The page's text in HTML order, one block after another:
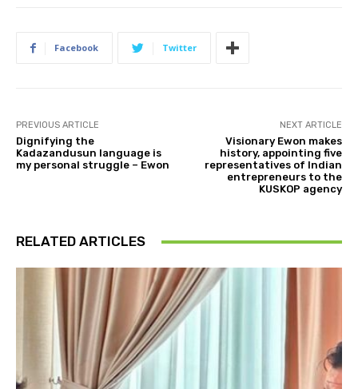
Facebook Twitter
PREVIOUS ARTICLE
Dignifying the
Kadazandusun language is
my personal struggle – Ewon
NEXT ARTICLE
Visionary Ewon makes
history, appointing five
representatives of Indian
entrepreneurs to the
KUSKOP agency
RELATED ARTICLES